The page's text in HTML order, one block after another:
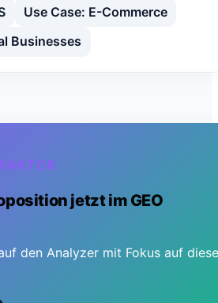
Use Case: E-Commerce
Businesses
jetzt im GEO
den Analyzer mit Fokus auf